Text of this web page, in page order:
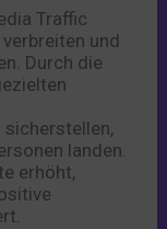
Traffic
und
Durch die
landen.
erhöht,